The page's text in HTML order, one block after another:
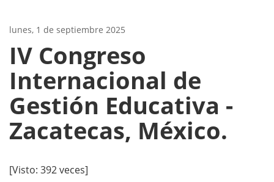
lunes, 1 de septiembre 2025
IV Congreso
Internacional de
Gestión Educativa -
Zacatecas, México.
[Visto: 392 veces]